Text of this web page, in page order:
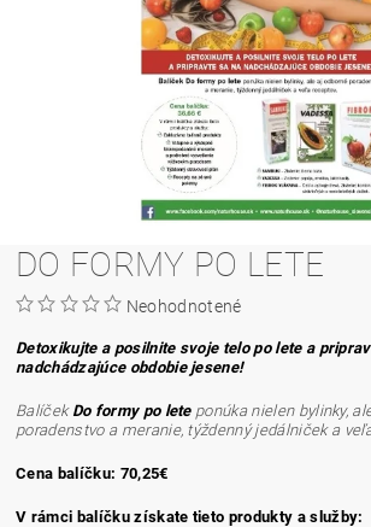
DO FORMY PO LETE
Neohodnotené
Detoxikujte a posilnite svoje telo po lete a
nadchádzajúce obdobie jesene!
Balíček Do formy po lete ponúka nielen bylinky,
poradenstvo a meranie, týždenný jedálniček a
Cena balíčku: 70,25€
V rámci balíčku získate tieto produkty a služby: